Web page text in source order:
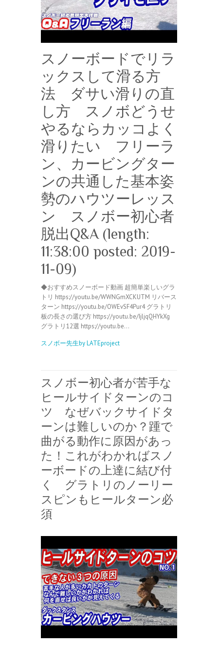
スノーボードでリラ
ックスして滑る方
法 ダサい滑りの直
し方 スノボどうせ
やるならカッコよく
滑りたい フリーラ
ン、カービングター
ンの共通した基本姿
勢のハウツーレッス
ン スノボー初心者
脱出Q&A (length:
11:38:00 posted: 2019-
11-09)
◆おすすめスノーボード動画 超簡単楽しいグラ
トリ https://youtu.be/WWNGmXCKUTM リバース
ターン https://youtu.be/OWEvSF4Pur4 グラトリ
板の長さの選び方 https://youtu.be/IjljqQHYkXg
グラトリ12選 https://youtu.be…
スノボー先生by LATEproject
スノボー初心者が苦手な
ヒールサイドターンのコ
ツ なぜバックサイドタ
ーンは難しいのか？踵で
曲がる動作に原因があっ
た！これがわかればスノ
ーボードの上達に結び付
く グラトリのノーリー
スピンもヒールターン必
須